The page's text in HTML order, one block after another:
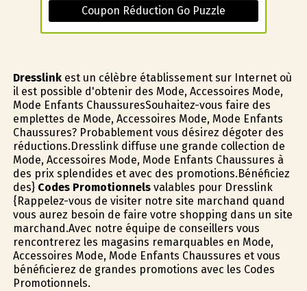
Coupon Réduction Go Puzzle
Dresslinkest un célèbre établissement sur Internet où
il est possible d'obtenir des Mode, Accessoires Mode,
Mode Enfants ChaussuresSouhaitez-vous faire des
emplettes de Mode, Accessoires Mode, Mode Enfants
Chaussures? Probablement vous désirez dégoter des
réductions.Dresslink diffuse une grande collection de
Mode, Accessoires Mode, Mode Enfants Chaussures à
des prix splendides et avec des promotions.Bénéficiez
des} Codes Promotionnelsvalables pour Dresslink
{Rappelez-vous de visiter notre site marchand quand
vous aurez besoin de faire votre shopping dans un site
marchand.Avec notre équipe de conseillers vous
rencontrerez les magasins remarquables en Mode,
Accessoires Mode, Mode Enfants Chaussures et vous
bénéficierez de grandes promotions avec les Codes
Promotionnels.